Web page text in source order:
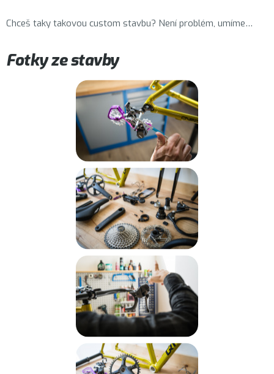
Chceš taky takovou custom stavbu? Není problém, umíme…
Fotky ze stavby